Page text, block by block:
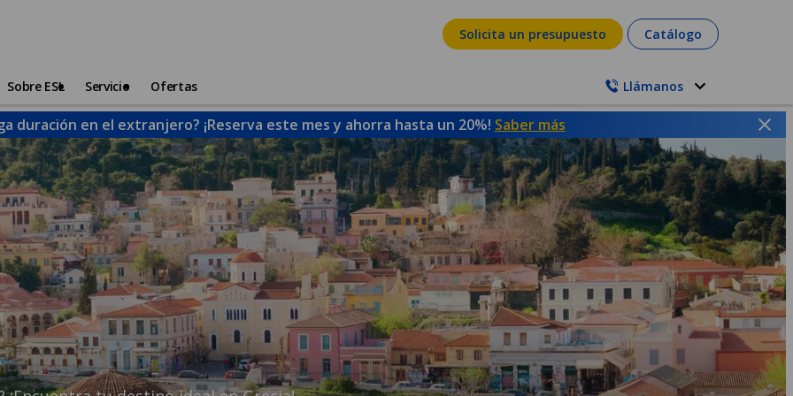
Solicita un presupuesto Catálogo
Sobre ESL Servicio Ofertas Llámanos
duración en el extranjero? ¡Reserva este mes y ahorra hasta un 20%! Saber más